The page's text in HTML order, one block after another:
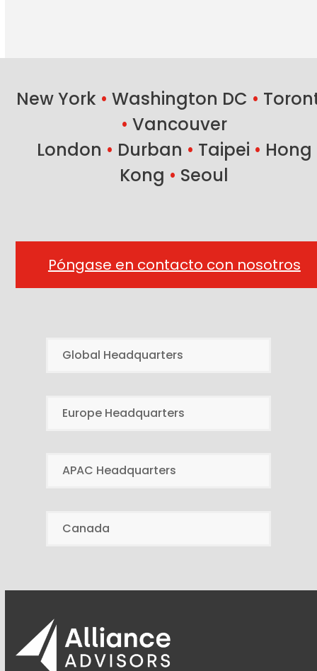
New York • Washington DC •
• Vancouver
London • Durban • Taipei • Hong
Kong • Seoul
Póngase en contacto con nosotros
Global Headquarters
Europe Headquarters
APAC Headquarters
Canada